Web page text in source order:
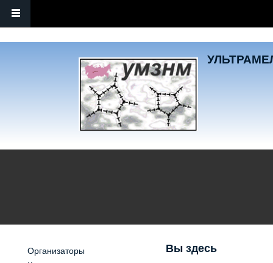
Перейти к основному содержанию
Вы здесь
Организаторы